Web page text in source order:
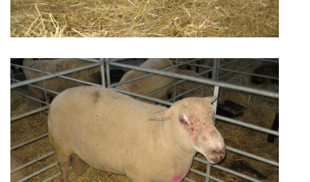
© 2026 eStránky.cz |RSS|WebSlice |Tisk|Aktualizováno: 3. 11. 2025
Nahoru ↑